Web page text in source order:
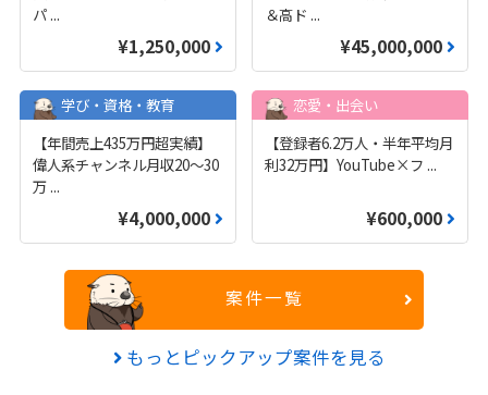
パ ...
¥1,250,000
＆高ド ...
¥45,000,000
学び・資格・教育
【年間売上435万円超実績】
偉人系チャンネル月収20～30
万 ...
¥4,000,000
恋愛・出会い
【登録者6.2万人・半年平均月
利32万円】YouTube×フ ...
¥600,000
案件一覧
もっとピックアップ案件を見る